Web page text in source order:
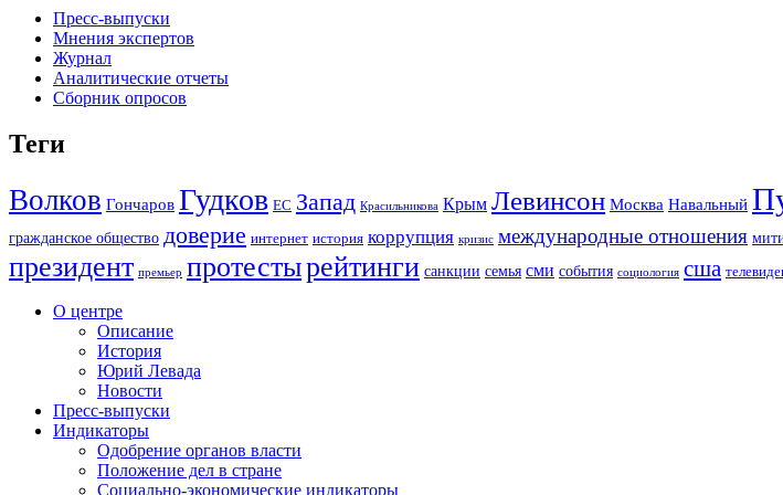
Пресс-выпуски
Мнения экспертов
Журнал
Аналитические отчеты
Сборник опросов
Теги
Волков Гончаров Гудков ЕС Запад Красильникова Крым Левинсон Москва Навальный
гражданское общество доверие интернет история коррупция кризис международные отношения
президент премьер протестырейтинги санкции семья сми события социология сша
О центре
Описание
История
Юрий Левада
Новости
Пресс-выпуски
Индикаторы
Одобрение органов власти
Положение дел в стране
Социально-экономические индикаторы